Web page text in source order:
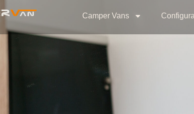
Camper Vans